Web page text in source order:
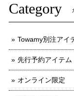
Category
Towamy別注アイ
先行予約アイテム
オンライン限定